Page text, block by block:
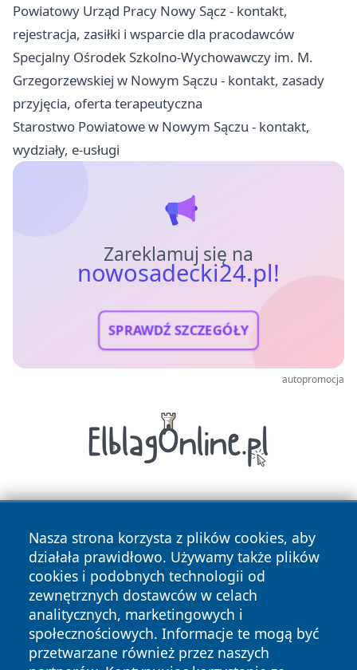
Powiatowy Urząd Pracy Nowy Sącz - kontakt,
rejestracja, zasiłki i wsparcie dla pracodawców
Specjalny Ośrodek Szkolno-Wychowawczy im. M.
Grzegorzewskiej w Nowym Sączu - kontakt, zasady
przyjęcia, oferta terapeutyczna
Starostwo Powiatowe w Nowym Sączu - kontakt,
wydziały, e-usługi
Zareklamuj się na
nowosadecki24.pl!
SPRAWDŹ SZCZEGÓŁY
autopromocja
Nasza strona korzysta z plików cookies, aby
działała prawidłowo. Używamy także plików
cookies i podobnych technologii od
zewnętrznych dostawców w celach
analitycznych, marketingowych i
społecznościowych. Informacje te mogą być
przetwarzane również przez naszych
Copyright © 2026 nowosadecki24.pl Wszystkie prawa
zastrzeżone.